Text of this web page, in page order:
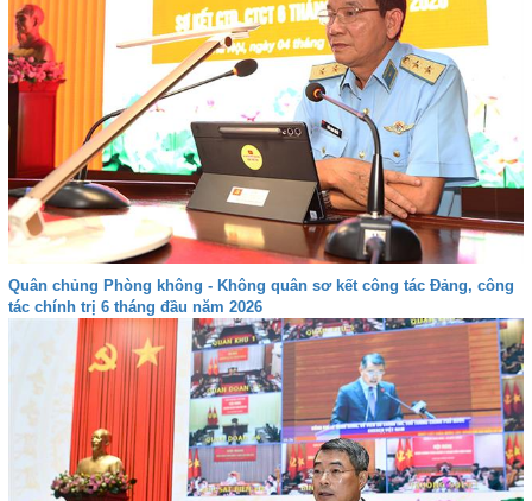
Quân chủng Phòng không - Không quân sơ kết công tác Đảng, công
tác chính trị 6 tháng đầu năm 2026